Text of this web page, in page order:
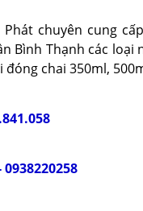
chuyên cung
Bình Thạnh các loại
chai 350ml,